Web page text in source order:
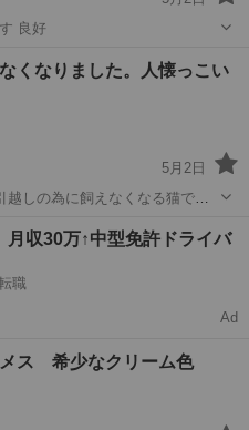
元気で人懐っこい男の子 鍵しっぽです 良好
猫 男の子
くなりました。人懐っこい
5月2日
男の子
月収30万↑中型免許ドライバ
職
Ad
ス 希少なクリーム色